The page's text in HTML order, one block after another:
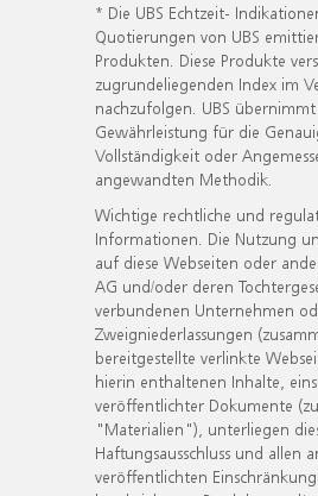
* Die UBS Echtzeit-
Quotierungen von UBS
Produkten. Diese Produkte
zugrundeliegenden Index im
nachzufolgen. UBS
Gewährleistung für die
Vollständigkeit oder
angewandten Methodik.
Wichtige rechtliche und
Informationen. Die Nutzung
auf diese Webseiten oder
AG und/oder deren
verbundenen Unternehmen
Zweigniederlassungen
bereitgestellte verlinkte
hierin enthaltenen Inhalte,
veröffentlichter Dokumente
"Materialien"), unterliegen
Haftungsausschluss und allen
veröffentlichten